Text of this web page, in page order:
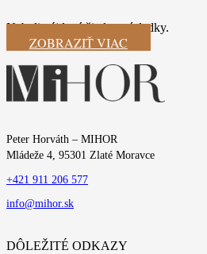
Neboli nájdené žiadne výsledky.
ZOBRAZIŤ VIAC
Peter Horváth – MIHOR
Mládeže 4, 95301 Zlaté Moravce
+421 911 206 577
info@mihor.sk
DÔLEŽITÉ ODKAZY